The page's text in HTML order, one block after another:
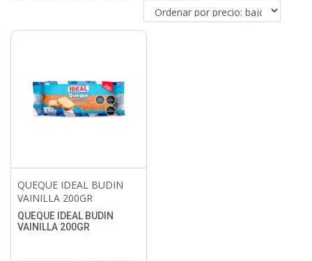
QUEQUE IDEAL BUDIN
VAINILLA 200GR
QUEQUE IDEAL BUDIN
VAINILLA 200GR